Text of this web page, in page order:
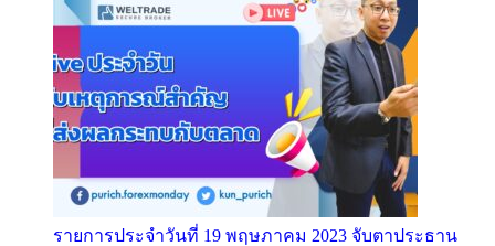
รายการประจำวันที่ 19 พฤษภาคม 2023 จับตาประธาน